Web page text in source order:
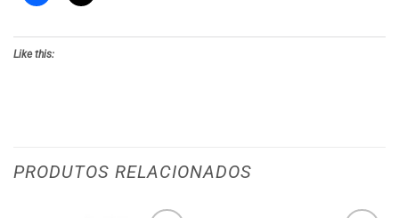
Like this:
PRODUTOS RELACIONADOS